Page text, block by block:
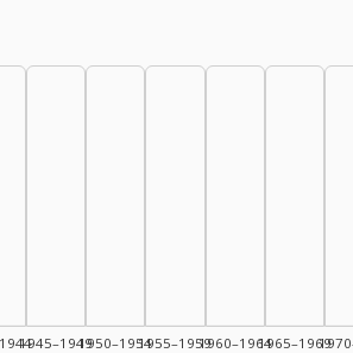
1945–19491950–19541955–19591960–19641965–1969